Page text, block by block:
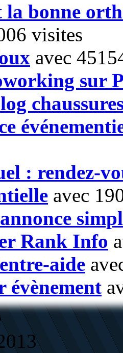
la bonne
visites
avec
sur
: rendez-
avec
Rank Info
aide
évènement